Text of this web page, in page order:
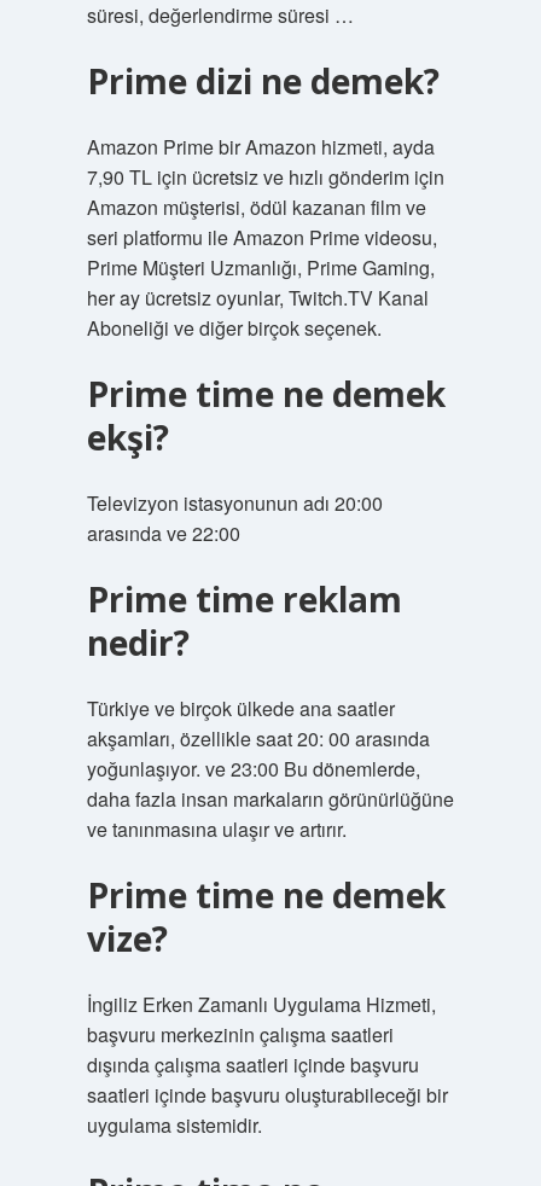
süresi, değerlendirme süresi …
Prime dizi ne demek?
Amazon Prime bir Amazon hizmeti, ayda
7,90 TL için ücretsiz ve hızlı gönderim için
Amazon müşterisi, ödül kazanan film ve
seri platformu ile Amazon Prime videosu,
Prime Müşteri Uzmanlığı, Prime Gaming,
her ay ücretsiz oyunlar, Twitch.TV Kanal
Aboneliği ve diğer birçok seçenek.
Prime time ne demek
ekşi?
Televizyon istasyonunun adı 20:00
arasında ve 22:00
Prime time reklam
nedir?
Türkiye ve birçok ülkede ana saatler
akşamları, özellikle saat 20: 00 arasında
yoğunlaşıyor. ve 23:00 Bu dönemlerde,
daha fazla insan markaların görünürlüğüne
ve tanınmasına ulaşır ve artırır.
Prime time ne demek
vize?
İngiliz Erken Zamanlı Uygulama Hizmeti,
başvuru merkezinin çalışma saatleri
dışında çalışma saatleri içinde başvuru
saatleri içinde başvuru oluşturabileceği bir
uygulama sistemidir.